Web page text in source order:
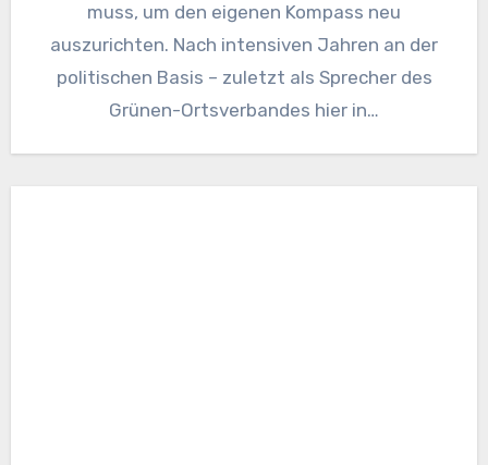
muss, um den eigenen Kompass neu
auszurichten. Nach intensiven Jahren an der
politischen Basis – zuletzt als Sprecher des
Grünen-Ortsverbandes hier in…